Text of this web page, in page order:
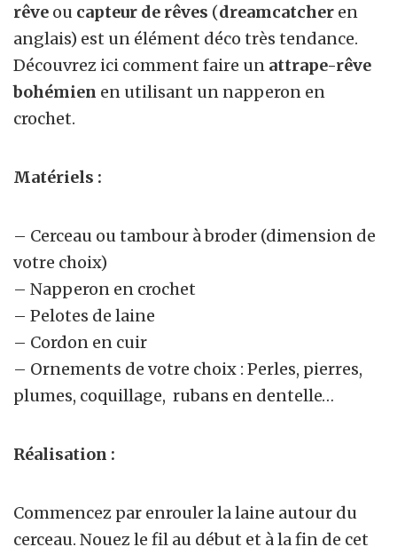
rêve ou capteur de rêves (dreamcatcher en
anglais) est un élément déco très tendance.
Découvrez ici comment faire un attrape-rêve
bohémien en utilisant un napperon en
crochet.
Matériels :
– Cerceau ou tambour à broder (dimension de
votre choix)
– Napperon en crochet
– Pelotes de laine
– Cordon en cuir
– Ornements de votre choix : Perles, pierres,
plumes, coquillage, rubans en dentelle…
Réalisation :
Commencez par enrouler la laine autour du
cerceau. Nouez le fil au début et à la fin de cet